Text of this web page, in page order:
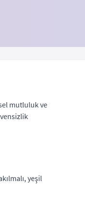
mutluluk ve
yeşil